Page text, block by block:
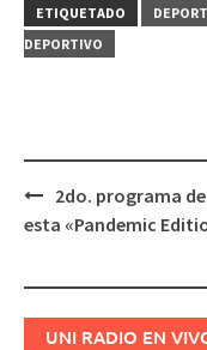
ETIQUETADO
DEPORTIVO
Navegación
2do. programa de
esta «Pandemic
UNI RADIO EN